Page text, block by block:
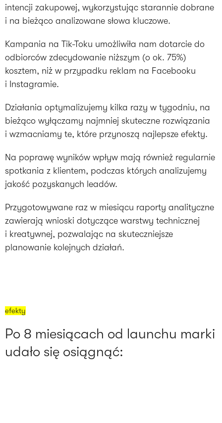
intencji zakupowej, wykorzystując starannie dobrane
i na bieżąco analizowane słowa kluczowe.
Kampania na Tik-Toku umożliwiła nam dotarcie do
odbiorców zdecydowanie niższym (o ok. 75%)
kosztem, niż w przypadku reklam na Facebooku
i Instagramie.
Działania optymalizujemy kilka razy w tygodniu, na
bieżąco wyłączamy najmniej skuteczne rozwiązania
i wzmacniamy te, które przynoszą najlepsze efekty.
Na poprawę wyników wpływ mają również regularnie
spotkania z klientem, podczas których analizujemy
jakość pozyskanych leadów.
Przygotowywane raz w miesiącu raporty analityczne
zawierają wnioski dotyczące warstwy technicznej
i kreatywnej, pozwalając na skuteczniejsze
planowanie kolejnych działań.
efekty
Po 8 miesiącach od launchu marki
udało się osiągnąć: